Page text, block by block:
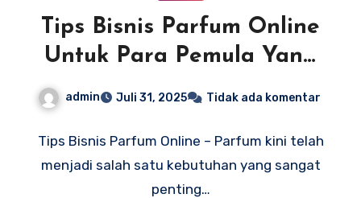
Tips Bisnis Parfum Online
Untuk Para Pemula Yang
admin Juli 31, 2025 Tidak ada komentar
Tips Bisnis Parfum Online – Parfum kini telah
menjadi salah satu kebutuhan yang sangat
penting…